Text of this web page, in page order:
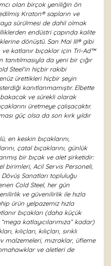
olan birçok yeniliğin ön
Kraton® sapların ve
sürülmesi de dahil olmak
endüstri çapında kalite
dönüştü. San Mai III® gibi
katlanır bıçaklar için Tri-Ad™
da yeni bir çığır
Steel'in hiçbir rakibi
ürettikleri hiçbir şeyin
kanıtlanmamıştır. Elbette
ve sürekli olarak
üretmeye çalışacaktır.
güç olsa da son kırk yıldır
en keskin bıçaklarını,
çatal bıçaklarını, günlük
bir bıçak ve alet şirketidir:
birimleri, Acil Servis Personeli,
Sanatları topluluğu
Cold Steel, her gün
ve güvenilirlik ile hızla
ürün yelpazemiz hızla
bıçakları (daha küçük
katlayıcılarımıza” kadar)
kılıçları, kılıçları, sırıklı
malzemeleri, mızraklar, üfleme
ve aletleri de